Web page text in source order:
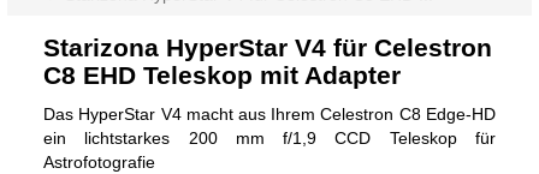
Starizona HyperStar V4 für Celestron
C8 EHD Teleskop mit Adapter
Das HyperStar V4 macht aus Ihrem Celestron C8 Edge-HD
ein lichtstarkes 200 mm f/1,9 CCD Teleskop für
Astrofotografie